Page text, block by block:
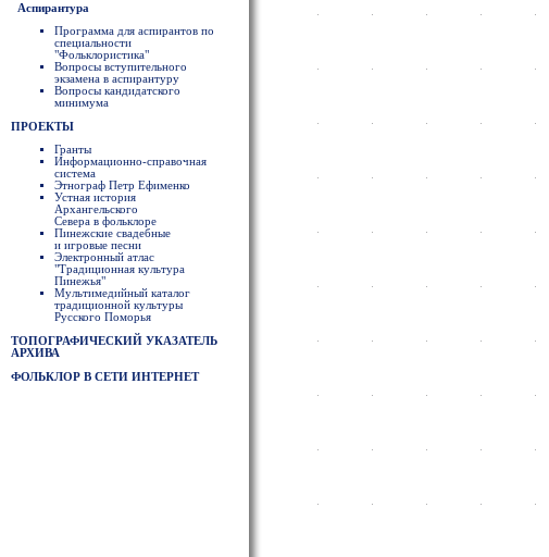
Аспирантура
Программа для аспирантов по
специальности
"Фольклористика"
Вопросы вступительного
экзамена в аспирантуру
Вопросы кандидатского
минимума
ПРОЕКТЫ
Гранты
Информационно-справочная
система
Этнограф Петр Ефименко
Устная история
Архангельского
Севера в фольклоре
Пинежские свадебные
и игровые песни
Электронный атлас
"Традиционная культура
Пинежья"
Мультимедийный каталог
традиционной культуры
Русского Поморья
ТОПОГРАФИЧЕСКИЙ УКАЗАТЕЛЬ
АРХИВА
ФОЛЬКЛОР В СЕТИ ИНТЕРНЕТ